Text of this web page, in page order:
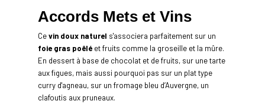
Accords Mets et Vins
Cevin doux naturel s'associera parfaitement sur un
foie gras poêlé et fruits comme la groseille et la mûre.
En dessert à base de chocolat et de fruits, sur une tarte
aux figues, mais aussi pourquoi pas sur un plat type
curry d'agneau, sur un fromage bleu d’Auvergne, un
clafoutis aux pruneaux.